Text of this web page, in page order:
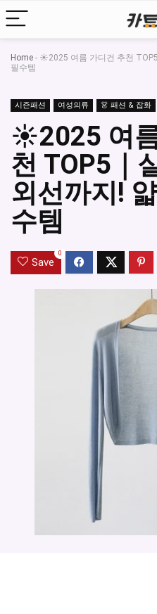
Home - ☀️2025 여름 가디건 추천
필수템
시즌패션 여성의류 👗 패션 & 잡화
☀️2025 여
천 TOP5｜
외선까지!
수템
Save
0